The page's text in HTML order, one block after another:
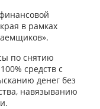
в рамках
по снятию
средств с
денег без
навязыванию